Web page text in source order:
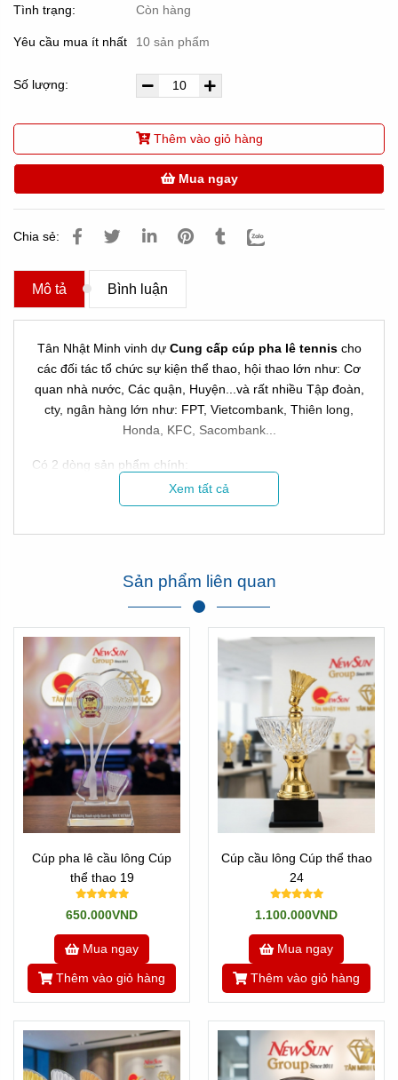
Tình trạng: Còn hàng
Yêu cầu mua ít nhất 10 sản phẩm
Số lượng:
Thêm vào giỏ hàng
Mua ngay
Chia sẻ:
Mô tả Bình luận
Tân Nhật Minh vinh dự Cung cấp cúp pha lê tennischo
các đối tác tổ chức sự kiện thể thao, hội thao lớn như: Cơ
quan nhà nước, Các quận, Huyện...và rất nhiều Tập đoàn,
cty, ngân hàng lớn như: FPT, Vietcombank, Thiên long,
Honda, KFC, Sacombank...
Có 2 dòng sản phẩm chính:
Đó là dòng cúp nhập và dòng cúp sản xuất ở Việt Nam!
* Với dòng cúp nhập có thể là cúp kim loại, cúp pha lê, cúp
Hình ảnh Cúp Tân Nhật Minh làm cho hội thao Sacombank
Xem thêm phản hồi của Sacombank về chúng tôi tại đây:
Click xem
Là những sản phẩm pha lê, kim loại, nhựa được đúc khuôn
sẵn mẫu mã và hình dạng. Nghĩa là mẫu mã không thay
đổi được. Khách hàng chỉ việc chọn mẫu nào đẹp, kích
giao qua cho Khách hàng là xong.
Xem tất cả
Sản phẩm liên quan
Cúp pha lê cầu lông Cúp
thể thao 19
650.000VND
Mua ngay
Thêm vào giỏ hàng
Cúp cầu lông Cúp thể thao
24
1.100.000VND
Mua ngay
Thêm vào giỏ hàng